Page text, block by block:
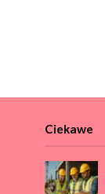
Ciekawe